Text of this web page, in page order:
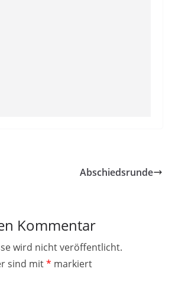
Abschiedsrunde
Kommentar
wird nicht veröffentlicht.
sind mit* markiert